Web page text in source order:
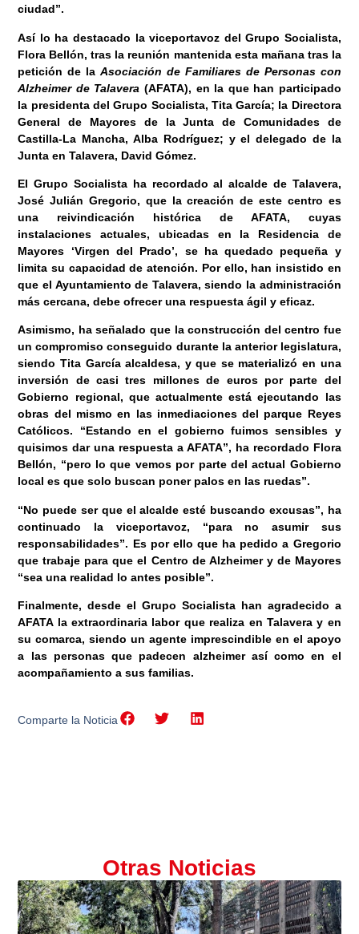
ciudad”.
Así lo ha destacado la viceportavoz del Grupo Socialista,
Flora Bellón, tras la reunión mantenida esta mañana tras la
petición de laAsociación de Familiares de Personas con
Alzheimer de Talavera (AFATA), en la que han participado
la presidenta del Grupo Socialista, Tita García; la Directora
General de Mayores de la Junta de Comunidades de
Castilla-La Mancha, Alba Rodríguez; y el delegado de la
Junta en Talavera, David Gómez.
El Grupo Socialista ha recordado al alcalde de Talavera,
José Julián Gregorio, que la creación de este centro es
una reivindicación histórica de AFATA, cuyas
instalaciones actuales, ubicadas en la Residencia de
Mayores ‘Virgen del Prado’, se ha quedado pequeña y
limita su capacidad de atención. Por ello, han insistido en
que el Ayuntamiento de Talavera, siendo la administración
más cercana, debe ofrecer una respuesta ágil y eficaz.
Asimismo, ha señalado que la construcción del centro fue
un compromiso conseguido durante la anterior legislatura,
siendo Tita García alcaldesa, y que se materializó en una
inversión de casi tres millones de euros por parte del
Gobierno regional, que actualmente está ejecutando las
obras del mismo en las inmediaciones del parque Reyes
Católicos. “Estando en el gobierno fuimos sensibles y
quisimos dar una respuesta a AFATA”, ha recordado Flora
Bellón, “pero lo que vemos por parte del actual Gobierno
local es que solo buscan poner palos en las ruedas”.
“No puede ser que el alcalde esté buscando excusas”, ha
continuado la viceportavoz, “para no asumir sus
responsabilidades”. Es por ello que ha pedido a Gregorio
que trabaje para que el Centro de Alzheimer y de Mayores
“sea una realidad lo antes posible”.
Finalmente, desde el Grupo Socialista han agradecido a
AFATA la extraordinaria labor que realiza en Talavera y en
su comarca, siendo un agente imprescindible en el apoyo
a las personas que padecen alzheimer así como en el
acompañamiento a sus familias.
Comparte la Noticia
Otras Noticias